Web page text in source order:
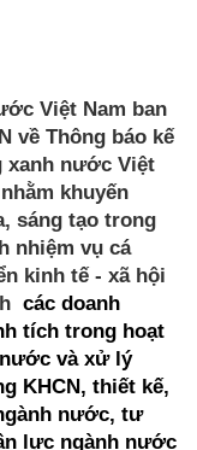
Việt Nam ban
về Thông báo kế
xanh nước Việt
khuyến
sáng tạo trong
nhiệm vụ cá
kinh tế - xã hội
các doanh
tích trong hoạt
và xử lý
KHCN, thiết kế,
nước, tư
lực ngành nước